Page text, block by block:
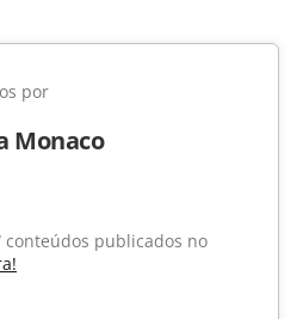
por
Monaco
conteúdos publicados no